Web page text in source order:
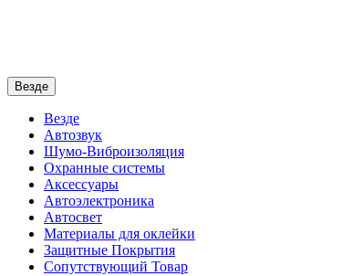
Везде
Везде
Автозвук
Шумо-Виброизоляция
Охранные системы
Аксессуары
Автоэлектроника
Автосвет
Материалы для оклейки
Защитные Покрытия
Сопутствующий Товар